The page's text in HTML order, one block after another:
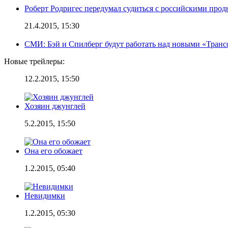
Роберт Родригес передумал судиться с российскими
21.4.2015, 15:30
СМИ: Бэй и Спилберг будут работать над новыми
Новые трейлеры:
12.2.2015, 15:50
Хозяин джунглей
5.2.2015, 15:50
Она его обожает
1.2.2015, 05:40
Невидимки
1.2.2015, 05:30